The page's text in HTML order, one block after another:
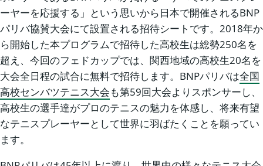
ーヤーを応援する」という思いから日本で開催されるBNP
パリバ協賛大会にて設置される招待シートです。2018年か
ら開始した本プログラムで招待した高校生は総勢250名を
超え、今回のフェドカップでは、関西地域の高校生20名を
大会全日程の試合に無料で招待します。BNPパリバは全国
高校センバツテニス大会も第59回大会よりスポンサーし、
高校生の選手達がプロのテニスの魅力を体感し、将来有望
なテニスプレーヤーとして世界に羽ばたくことを願ってい
ます。